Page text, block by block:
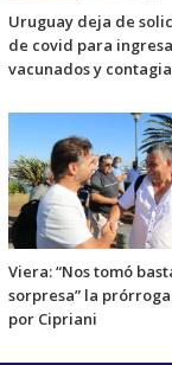
Uruguay deja de
de covid para
vacunados y
Viera: “Nos tomó
sorpresa” la
por Cipriani